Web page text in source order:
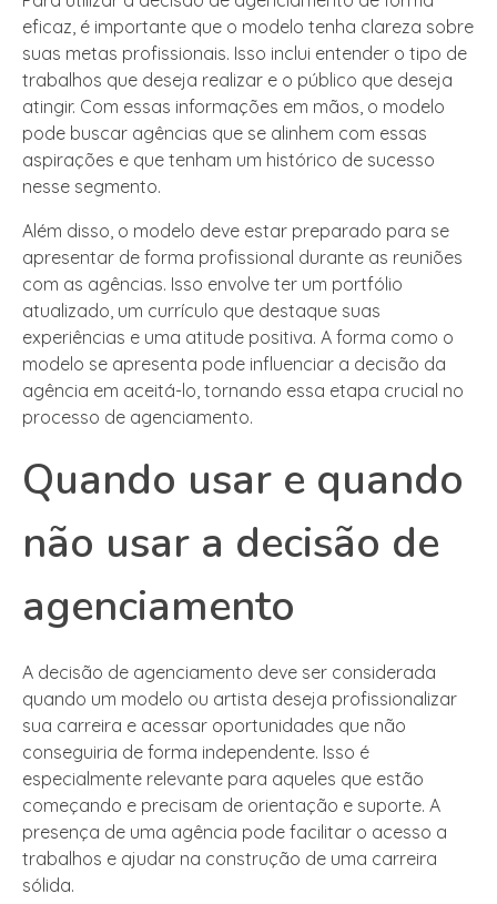
eficaz, é importante que o modelo tenha clareza sobre
suas metas profissionais. Isso inclui entender o tipo de
trabalhos que deseja realizar e o público que deseja
atingir. Com essas informações em mãos, o modelo
pode buscar agências que se alinhem com essas
aspirações e que tenham um histórico de sucesso
nesse segmento.
Além disso, o modelo deve estar preparado para se
apresentar de forma profissional durante as reuniões
com as agências. Isso envolve ter um portfólio
atualizado, um currículo que destaque suas
experiências e uma atitude positiva. A forma como o
modelo se apresenta pode influenciar a decisão da
agência em aceitá-lo, tornando essa etapa crucial no
processo de agenciamento.
Quando usar e quando
não usar a decisão de
agenciamento
A decisão de agenciamento deve ser considerada
quando um modelo ou artista deseja profissionalizar
sua carreira e acessar oportunidades que não
conseguiria de forma independente. Isso é
especialmente relevante para aqueles que estão
começando e precisam de orientação e suporte. A
presença de uma agência pode facilitar o acesso a
trabalhos e ajudar na construção de uma carreira
sólida.